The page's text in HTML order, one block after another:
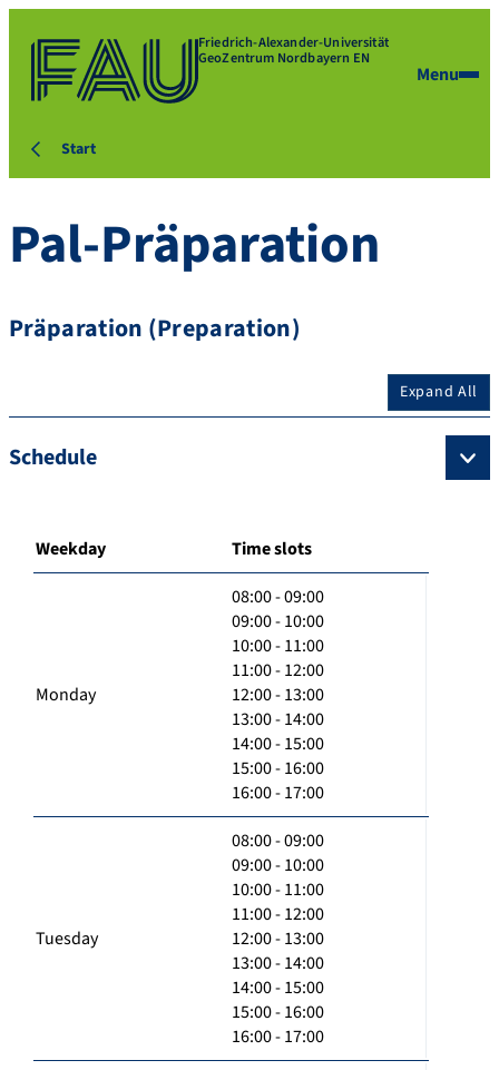
Friedrich-Alexander-Universität
GeoZentrum Nordbayern EN
Menu
Start
Pal-Präparation
Präparation (Preparation)
Expand All
Schedule
Weekday Time slots
Monday
08:00 - 09:00
09:00 - 10:00
10:00 - 11:00
11:00 - 12:00
12:00 - 13:00
13:00 - 14:00
14:00 - 15:00
15:00 - 16:00
16:00 - 17:00
Tuesday
08:00 - 09:00
09:00 - 10:00
10:00 - 11:00
11:00 - 12:00
12:00 - 13:00
13:00 - 14:00
14:00 - 15:00
15:00 - 16:00
16:00 - 17:00